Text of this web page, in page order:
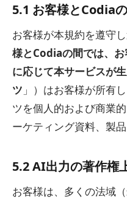
5.1 お客様とCodia
お客様が本規約を遵守
様とCodiaの間では、
に応じて本サービスが
ツ 」）はお客様が所有
ツを個人的および商業
ーケティング資料、製
5.2 AI出力の著作権
お客様は、多くの法域